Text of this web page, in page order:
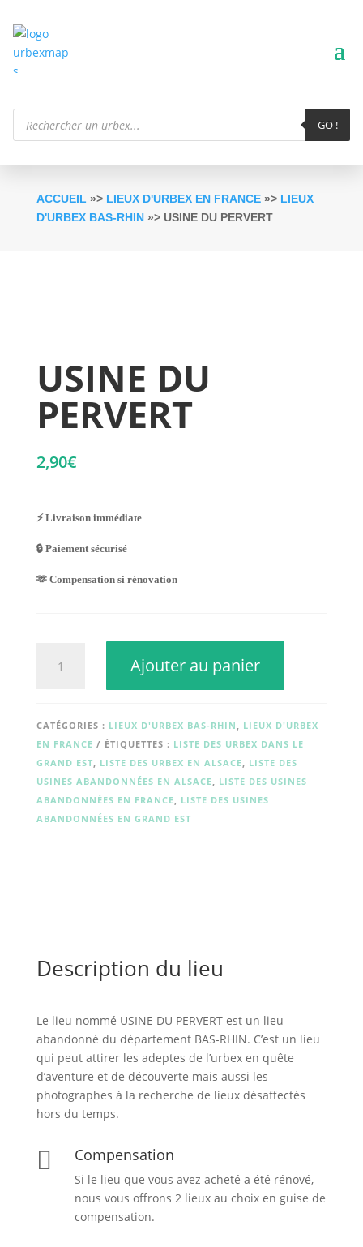
Recherche
produits
GO !
ACCUEIL »> LIEUX D'URBEX EN FRANCE»> LIEUX
D'URBEX BAS-RHIN»> USINE DU PERVERT
USINE DU
PERVERT
2,90€
⚡ Livraison immédiate
🔒 Paiement sécurisé
🫶 Compensation si rénovation
PERVERT
Ajouter au panier
CATÉGORIES : LIEUX D'URBEX BAS-RHIN , LIEUX D'URBEX
EN FRANCE
ÉTIQUETTES : LISTE DES URBEX DANS LE
GRAND EST, LISTE DES URBEX EN ALSACE, LISTE DES
USINES ABANDONNÉES EN ALSACE, LISTE DES USINES
ABANDONNÉES EN FRANCE, LISTE DES USINES
ABANDONNÉES EN GRAND EST
Description du lieu
Le lieu nommé USINE DU PERVERT est un lieu
abandonné du département BAS-RHIN. C’est un lieu
qui peut attirer les adeptes de l’urbex en quête
d’aventure et de découverte mais aussi les
photographes à la recherche de lieux désaffectés
hors du temps.
 Compensation
Si le lieu que vous avez acheté a été rénové,
nous vous offrons 2 lieux au choix en guise de
compensation.